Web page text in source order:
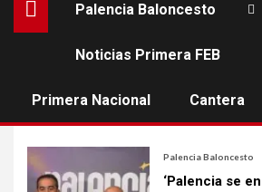
Palencia Baloncesto
Noticias Primera FEB
Primera Nacional Cantera
Estadísticas LEB
[muestramenuprincipal]
Palencia Baloncesto
‘Palencia se